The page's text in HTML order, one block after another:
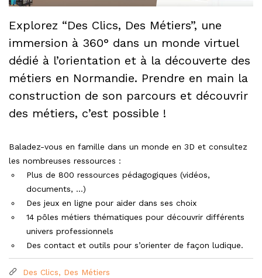
Explorez “Des Clics, Des Métiers”, une
immersion à 360° dans un monde virtuel
dédié à l’orientation et à la découverte des
métiers en Normandie. Prendre en main la
construction de son parcours et découvrir
des métiers, c’est possible !
Baladez-vous en famille dans un monde en 3D et consultez
les nombreuses ressources :
Plus de 800 ressources pédagogiques (vidéos,
documents, …)
Des jeux en ligne pour aider dans ses choix
14 pôles métiers thématiques pour découvrir différents
univers professionnels
Des contact et outils pour s’orienter de façon ludique.
Des Clics, Des Métiers